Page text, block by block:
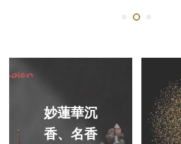
妙蓮華沉
香、名香